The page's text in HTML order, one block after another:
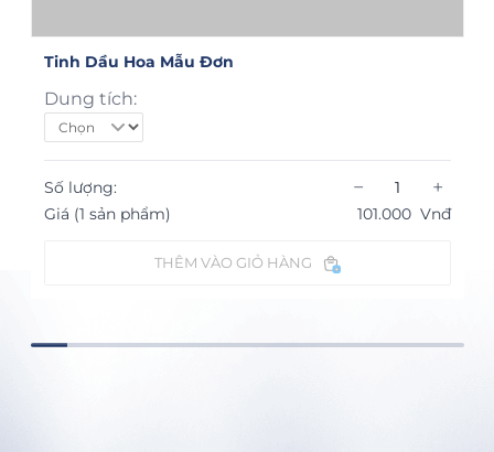
Tinh Dầu Hoa Mẫu Đơn
Dung tích:
Số lượng: − +
Giá (1 sản phẩm) 101.000 Vnđ
THÊM VÀO GIỎ HÀNG